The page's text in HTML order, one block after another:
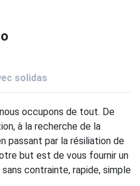
solidas
occupons de tout. De
à la recherche de la
passant par la résiliation de
but est de vous fournir un
contrainte, rapide, simple